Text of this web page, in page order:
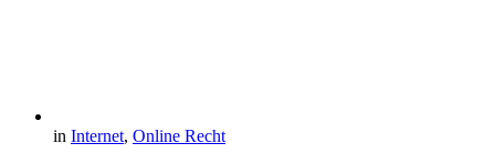
in Internet, Online Recht